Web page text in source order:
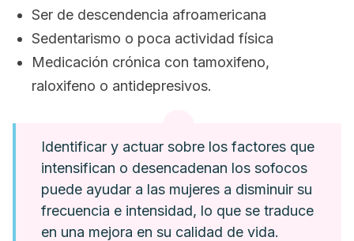
Ser de descendencia afroamericana
Sedentarismo o poca actividad física
Medicación crónica con tamoxifeno,
raloxifeno o antidepresivos.
Identificar y actuar sobre los factores que
intensifican o desencadenan los sofocos
puede ayudar a las mujeres a disminuir su
frecuencia e intensidad, lo que se traduce
en una mejora en su calidad de vida.